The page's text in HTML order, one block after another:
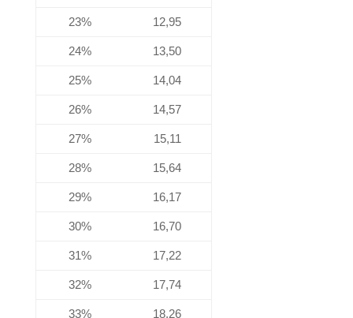
23% 12,95
24% 13,50
25% 14,04
26% 14,57
27% 15,11
28% 15,64
29% 16,17
30% 16,70
31% 17,22
32% 17,74
33% 18,26